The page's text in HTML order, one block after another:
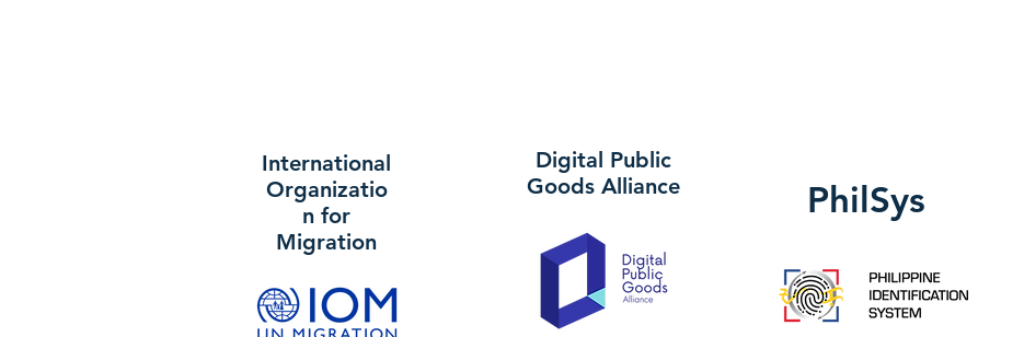
International
Organizatio
n for
Migration
Digital Public
Goods Alliance
PhilSys